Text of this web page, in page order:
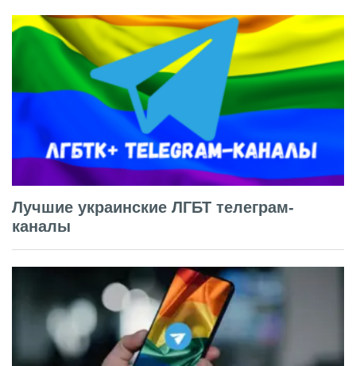
Лучшие украинские ЛГБТ телеграм-
каналы